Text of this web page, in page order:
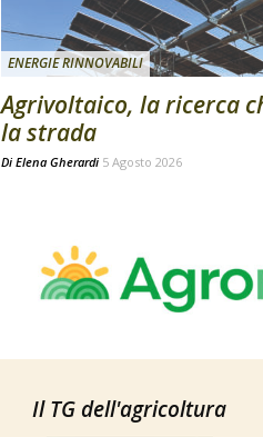
ENERGIE RINNOVABILI
Agrivoltaico, la ricerca
la strada
Di Elena Gherardi 5 Agosto 2026
Il TG dell'agricoltura